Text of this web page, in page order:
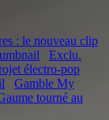
: le nouveau clip
Exclu.
électro-pop
Gamble My
tourné au